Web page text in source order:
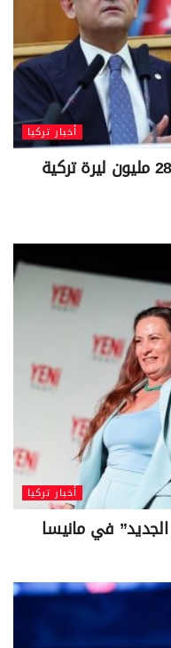
أخبار تركيا
تبرعات “الحزب الجديد” تسجل 283.3 مليون ليرة تركية
أخبار تركيا
في مانيسا